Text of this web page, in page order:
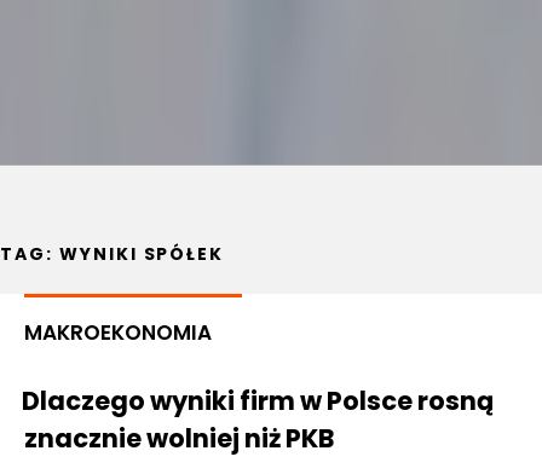
TAG: WYNIKI SPÓŁEK
MAKROEKONOMIA
Dlaczego wyniki firm w Polsce rosną
znacznie wolniej niż PKB